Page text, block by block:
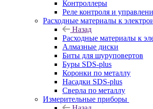
Контроллеры
Реле контроля и
Расходные материалы к
Назад
Расходные материалы к
Алмазные диски
Биты для шуруповертов
Буры SDS-plus
Коронки по металлу
Насадки SDS-plus
Сверла по металлу
Измерительные приборы